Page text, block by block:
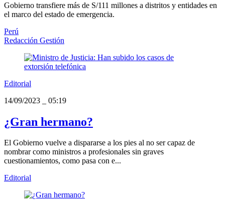
Gobierno transfiere más de S/111 millones a distritos y entidades en
el marco del estado de emergencia.
Perú
Redacción Gestión
Editorial
14/09/2023
05:19
¿Gran hermano?
El Gobierno vuelve a dispararse a los pies al no ser capaz de
nombrar como ministros a profesionales sin graves
cuestionamientos, como pasa con e...
Editorial